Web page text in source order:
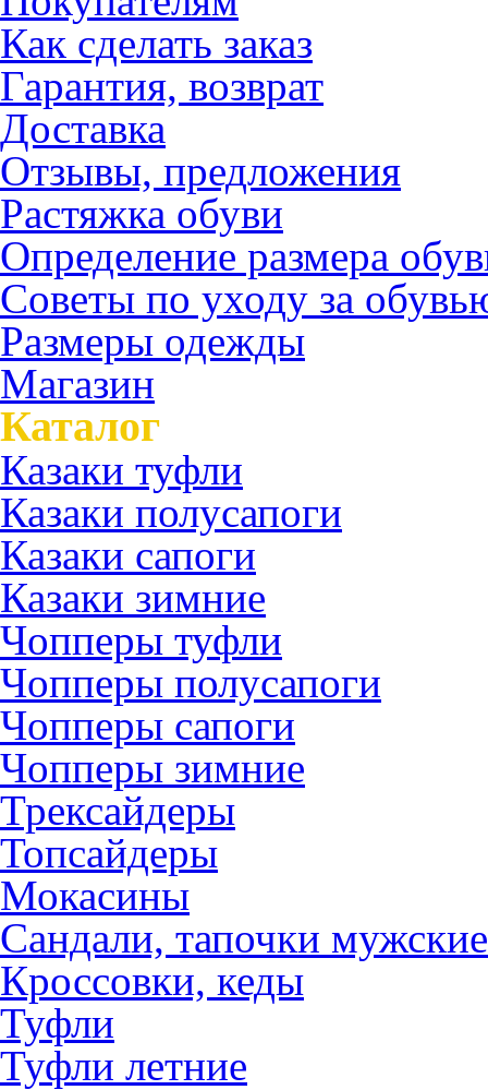
Как сделать заказ
Гарантия, возврат
Доставка
Отзывы, предложения
Растяжка обуви
Определение размера
Советы по уходу за
Размеры одежды
Магазин
Каталог
Казаки туфли
Казаки полусапоги
Казаки сапоги
Казаки зимние
Чопперы туфли
Чопперы полусапоги
Чопперы сапоги
Чопперы зимние
Трексайдеры
Топсайдеры
Мокасины
Сандали, тапочки мужские
Кроссовки, кеды
Туфли
Туфли летние